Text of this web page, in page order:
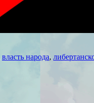
власть народа,